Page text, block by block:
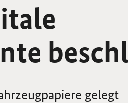
gelegt